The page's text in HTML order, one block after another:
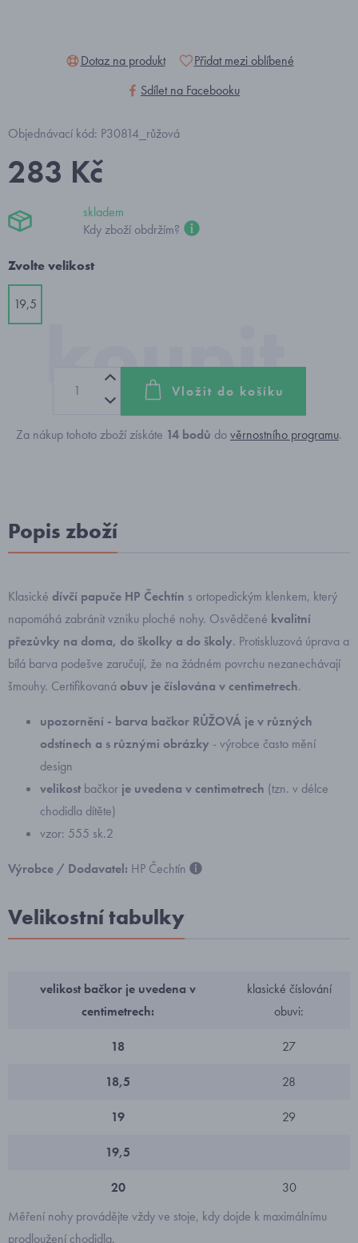
Dotaz na produkt
Přidat mezi oblíbené
Sdílet na Facebooku
Objednávací kód: P30814_růžová
283 Kč
skladem
Kdy zboží obdržím?
Zvolte velikost
19,5
Vložit do košíku
Za nákup tohoto zboží získáte 14 bodů dověrnostního programu.
Popis zboží
Klasické dívčí papuče HP Čechtín s ortopedickým klenkem, který
napomáhá zabránit vzniku ploché nohy. Osvědčené kvalitní
přezůvky na doma, do školky a do školy. Protiskluzová úprava a
bílá barva podešve zaručují, že na žádném povrchu nezanechávají
šmouhy. Certifikovaná obuv je číslována v centimetrech.
upozornění - barva bačkor RŮŽOVÁ je v různých
odstínech a s různými obrázky - výrobce často mění
design
velikost bačkor je uvedena v centimetrech (tzn. v délce
chodidla dítěte)
vzor: 555 sk.2
Výrobce / Dodavatel: HP Čechtín
Velikostní tabulky
velikost bačkor je uvedena v
centimetrech:
klasické číslování
obuvi:
18 27
18,5 28
19 29
19,5
20
30
Měření nohy provádějte vždy ve stoje, kdy dojde k maximálnímu
prodloužení chodidla.